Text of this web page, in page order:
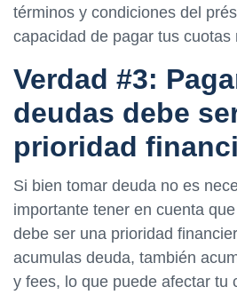
términos y condiciones del
capacidad de pagar tus cuotas
Verdad #3:
deudas debe
prioridad
Si bien tomar deuda no es
importante tener en cuenta
debe ser una prioridad
acumulas deuda, también
y fees, lo que puede afectar tu